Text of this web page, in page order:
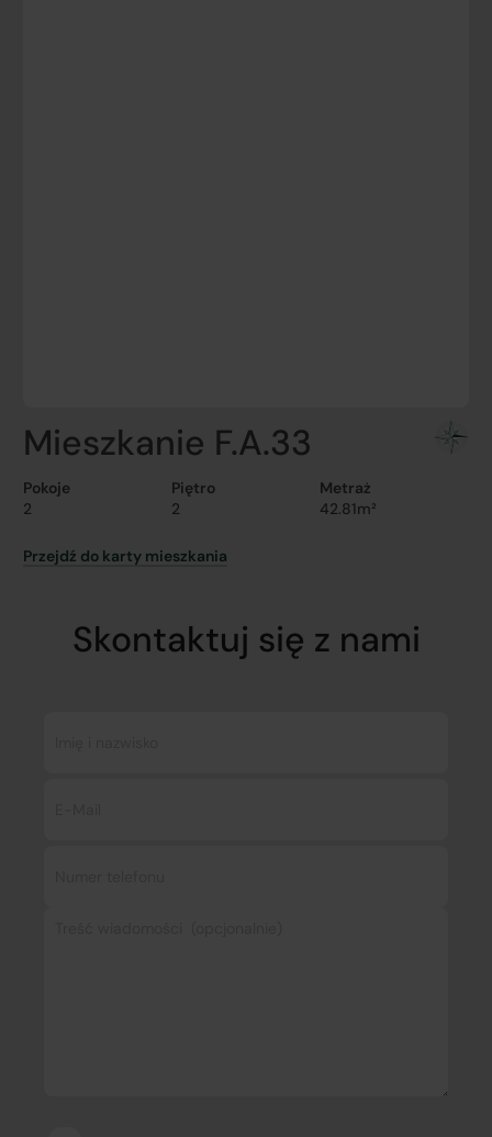
Mieszkanie F.A.33
Pokoje
2
Piętro
2
Metraż
42.81m²
Przejdź do karty mieszkania
Skontaktuj się z nami